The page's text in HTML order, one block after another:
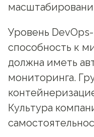
Уровень
способность к
должна иметь
мониторинга.
Культура